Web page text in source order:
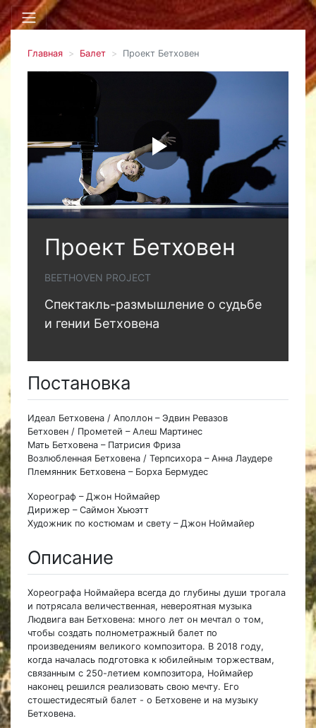
Главная Балет Проект Бетховен
Проект Бетховен
BEETHOVEN PROJECT
Спектакль-размышление о судьбе
и гении Бетховена
Постановка
Идеал Бетховена / Аполлон – Эдвин Ревазов
Бетховен / Прометей – Алеш Мартинес
Мать Бетховена – Патрисия Фриза
Возлюбленная Бетховена / Терпсихора – Анна Лаудере
Племянник Бетховена – Борха Бермудес
Хореограф – Джон Ноймайер
Дирижер – Саймон Хьюэтт
Художник по костюмам и свету – Джон Ноймайер
Описание
Хореографа Ноймайера всегда до глубины души трогала
и потрясала величественная, невероятная музыка
Людвига ван Бетховена: много лет он мечтал о том,
чтобы создать полнометражный балет по
произведениям великого композитора. В 2018 году,
когда началась подготовка к юбилейным торжествам,
связанным с 250-летием композитора, Ноймайер
наконец решился реализовать свою мечту. Его
стошестидесятый балет - о Бетховене и на музыку
Бетховена.